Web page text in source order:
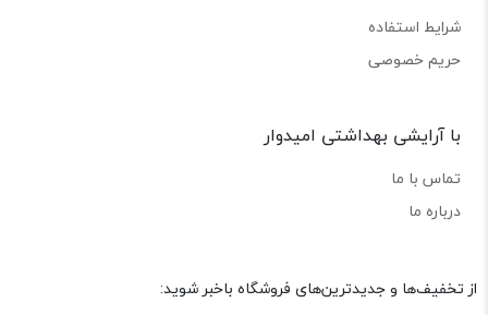
شرایط استفاده
حریم خصوصی
با آرایشی بهداشتی امیدوار
تماس با ما
درباره ما
از تخفیف‌ها و جدیدترین‌های فروشگاه باخبر شوید: